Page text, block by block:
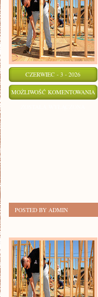
CZERWIEC - 3 - 2026
MOŻLIWOŚĆ KOMENTOWANIA
POSTED BY ADMIN